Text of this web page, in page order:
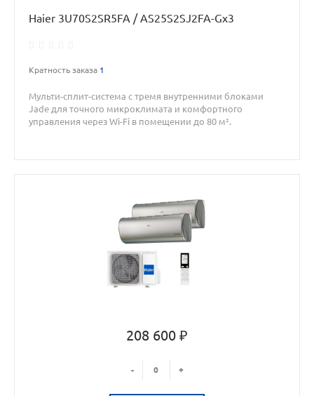
Haier 3U70S2SR5FA / AS25S2SJ2FA-Gx3
Кратность заказа 1
Мульти-сплит-система с тремя внутренними блоками
Jade для точного микроклимата и комфортного
управления через Wi-Fi в помещении до 80 м².
208 600 ₽
- +